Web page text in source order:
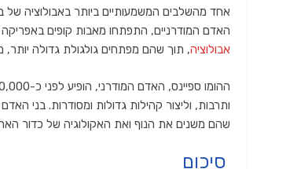
אחד מהשלבים המשמעותיים ביותר באבולוציה של
האדם המודרניים, התפתחו מאבות קופים באפריקה לפני כ-6-7 מיליון שנה. במשך מיליוני השנים, עברו
אבולוציה, תוך שהם מפתחים גולגולת גדולה יותר,
ותרבות, וליצור קהילות גדולות ומסודרות. בני
שהם משנים את הנוף ואת האקולוגיה של כדור
סיכום